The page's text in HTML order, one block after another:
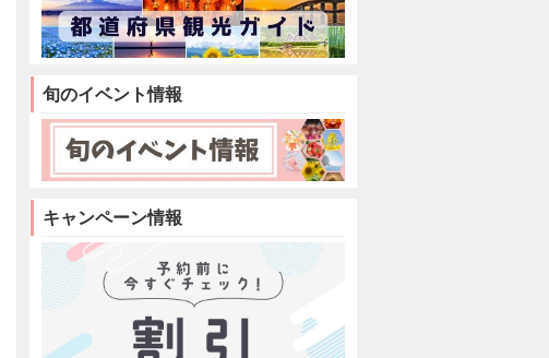
旬のイベント情報
キャンペーン情報